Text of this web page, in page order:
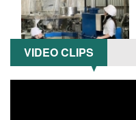
VIDEO CLIPS